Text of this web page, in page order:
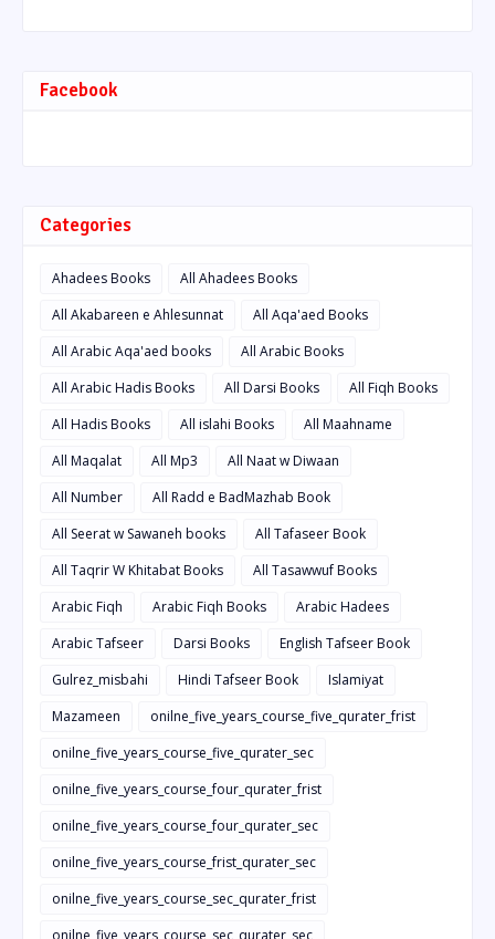
Facebook
Categories
Ahadees Books
All Ahadees Books
All Akabareen e Ahlesunnat
All Aqa'aed Books
All Arabic Aqa'aed books
All Arabic Books
All Arabic Hadis Books
All Darsi Books
All Fiqh Books
All Hadis Books
All islahi Books
All Maahname
All Maqalat
All Mp3
All Naat w Diwaan
All Number
All Radd e BadMazhab Book
All Seerat w Sawaneh books
All Tafaseer Book
All Taqrir W Khitabat Books
All Tasawwuf Books
Arabic Fiqh
Arabic Fiqh Books
Arabic Hadees
Arabic Tafseer
Darsi Books
English Tafseer Book
Gulrez_misbahi
Hindi Tafseer Book
Islamiyat
Mazameen
onilne_five_years_course_five_qurater_frist
onilne_five_years_course_five_qurater_sec
onilne_five_years_course_four_qurater_frist
onilne_five_years_course_four_qurater_sec
onilne_five_years_course_frist_qurater_sec
onilne_five_years_course_sec_qurater_frist